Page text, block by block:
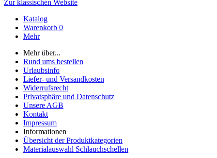
Zur klassischen Website
Katalog
Warenkorb 0
Mehr
Mehr über...
Rund ums bestellen
Urlaubsinfo
Liefer- und Versandkosten
Widerrufsrecht
Privatsphäre und Datenschutz
Unsere AGB
Kontakt
Impressum
Informationen
Übersicht der Produktkategorien
Materialauswahl Schlauchschellen